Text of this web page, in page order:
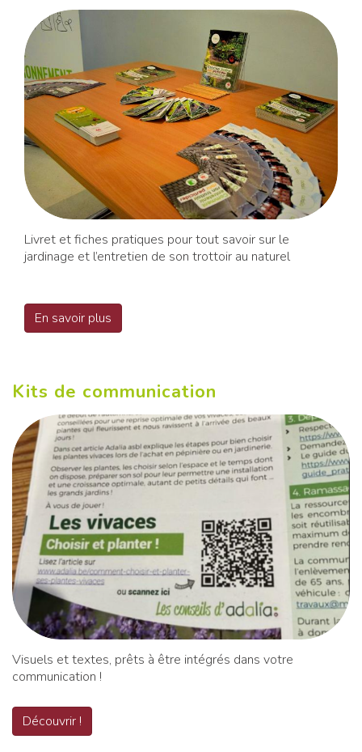
Livret et fiches pratiques pour tout savoir sur le
jardinage et l’entretien de son trottoir au naturel
En savoir plus
Kits de communication
Visuels et textes, prêts à être intégrés dans votre
communication !
Découvrir !